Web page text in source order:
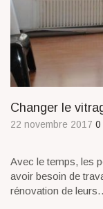
Changer le
22 novembre 2017 0
Avec le temps, les
avoir besoin de
rénovation de